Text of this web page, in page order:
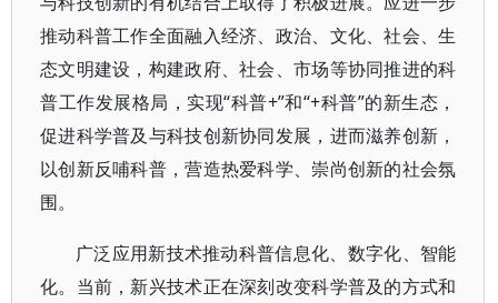
推动科普工作全面融入经济、政治、文化、社会、生
态文明建设，构建政府、社会、市场等协同推进的科
普工作发展格局，实现“科普+”和“+科普”的新生态，
促进科学普及与科技创新协同发展，进而滋养创新，
以创新反哺科普，营造热爱科学、崇尚创新的社会氛
围。
广泛应用新技术推动科普信息化、数字化、智能
化。当前，新兴技术正在深刻改变科学普及的方式和